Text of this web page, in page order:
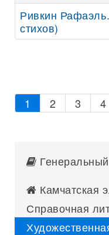
Ривкин
стихов)
1 2 3 4
Камчатская
Справочная